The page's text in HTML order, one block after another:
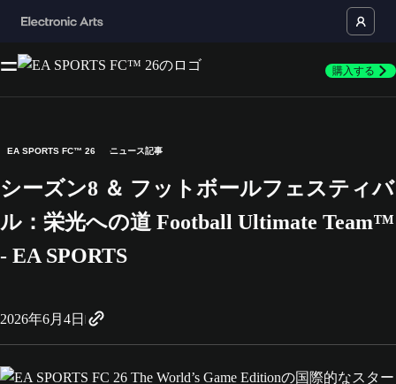
購入する
EA SPORTS FC™ 26 ニュース記事
シーズン8 ＆ フットボールフェスティバ
ル：栄光への道 Football Ultimate Team™
- EA SPORTS
2026年6月4日